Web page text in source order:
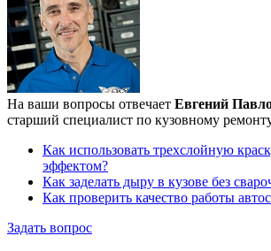
На ваши вопросы отвечает Евгений
старший специалист по кузовному
Как использовать трехслойную
эффектом?
Как заделать дыру в кузове без
Как проверить качество работы
Задать вопрос